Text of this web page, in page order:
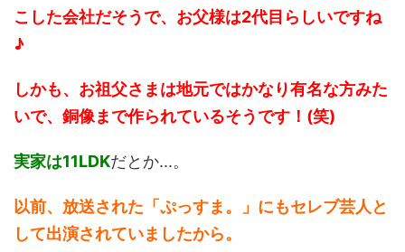
こした会社だそうで、お父様は2代目 らしいですね
♪
しかも、お祖父さまは地元ではかなり有名な方みた
いで、 銅像まで作られているそうです！(笑)
実家は11LDKだとか...。
以前、放送された「ぷっすま。」にもセレブ芸人と
して出演されていましたから。